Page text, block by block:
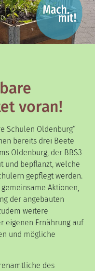
voran!
Schulen Oldenburg“
bereits drei Beete
Oldenburg, der BBS3
und bepflanzt, welche
gepflegt werden.
Aktionen,
der angebauten
weitere
eigenen Ernährung auf
und mögliche
des